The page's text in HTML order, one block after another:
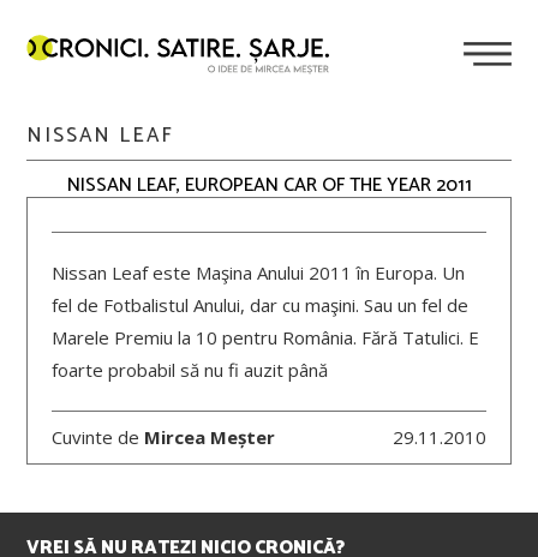
NISSAN LEAF
NISSAN LEAF, EUROPEAN CAR OF THE YEAR 2011
Nissan Leaf este Maşina Anului 2011 în Europa. Un
fel de Fotbalistul Anului, dar cu maşini. Sau un fel de
Marele Premiu la 10 pentru România. Fără Tatulici. E
foarte probabil să nu fi auzit până
Cuvinte de Mircea Meșter 29.11.2010
VREI SĂ NU RATEZI NICIO CRONICĂ?